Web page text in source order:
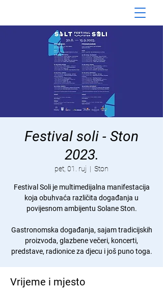
Festival soli - Ston
2023.
pet, 01. ruj
  |
Ston
Festival Soli je multimedijalna manifestacija
koja obuhvaća različita događanja u
povijesnom ambijentu Solane Ston.
Gastronomska događanja, sajam tradicijskih
proizvoda, glazbene večeri, koncerti,
predstave, radionice za djecu i još puno toga.
Vrijeme i mjesto